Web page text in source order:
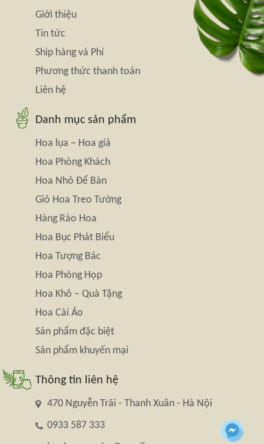
Giới thiệu
Tin tức
Ship hàng và Phí
Phương thức thanh toán
Liên hệ
Danh mục sản phẩm
Hoa lụa – Hoa giả
Hoa Phòng Khách
Hoa Nhỏ Để Bàn
Giỏ Hoa Treo Tường
Hàng Rào Hoa
Hoa Bục Phát Biểu
Hoa Tượng Bác
Hoa Phòng Họp
Hoa Khô – Quà Tặng
Hoa Cài Áo
Sản phẩm đặc biệt
Sản phẩm khuyến mại
Thông tin liên hệ
470 Nguyễn Trãi - Thanh Xuân - Hà Nội
0933 587 333